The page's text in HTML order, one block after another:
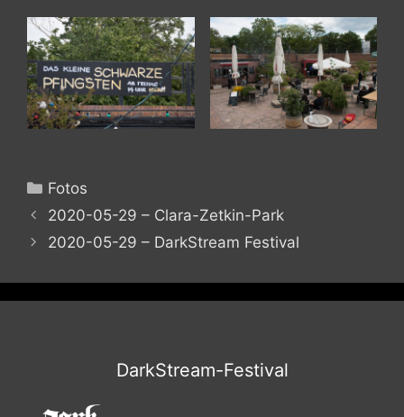
Kategorien
Fotos
2020-05-29 – Clara-Zetkin-Park
2020-05-29 – DarkStream Festival
DarkStream-Festival